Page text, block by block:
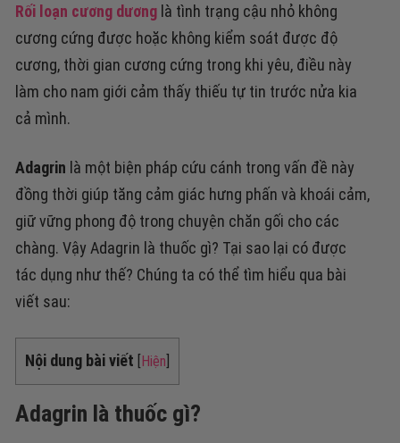
Rối loạn cương dương là tình trạng cậu nhỏ không
cương cứng được hoặc không kiểm soát được độ
cương, thời gian cương cứng trong khi yêu, điều này
làm cho nam giới cảm thấy thiếu tự tin trước nửa kia
cả mình.
Adagrin là một biện pháp cứu cánh trong vấn đề này
đồng thời giúp tăng cảm giác hưng phấn và khoái cảm,
giữ vững phong độ trong chuyện chăn gối cho các
chàng. Vậy Adagrin là thuốc gì? Tại sao lại có được
tác dụng như thế? Chúng ta có thể tìm hiểu qua bài
viết sau:
Nội dung bài viết Hiện
Adagrin là thuốc gì?